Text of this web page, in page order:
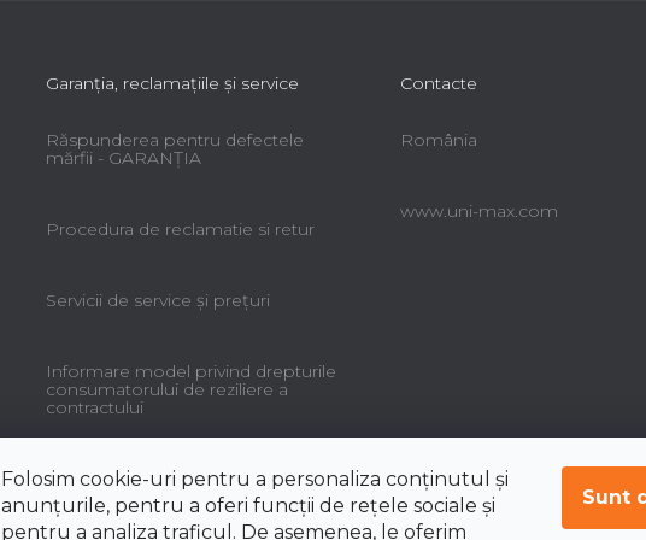
Folosim cookie-uri pentru a personaliza conținutul și
anunțurile, pentru a oferi funcții de rețele sociale și
pentru a analiza traficul. De asemenea, le oferim
Sunt
Garanţia, reclamaţiile şi service
Răspunderea pentru defectele
mărfii - GARANŢIA
Procedura de reclamatie si retur
Servicii de service şi preţuri
Informare model privind drepturile
consumatorului de reziliere a
contractului
Contacte
România
www.uni-max.com